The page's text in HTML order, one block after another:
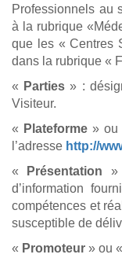
Professionnels au
à la rubrique
que les « Centres
dans la rubrique «
« Parties » :
Visiteur.
« Plateforme» ou
l’adresse http://
«
Présentation »
d’information
compétences et
susceptible de
« Promoteur » ou «